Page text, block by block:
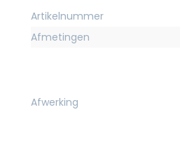
Artikelnummer
Afmetingen
Afwerking